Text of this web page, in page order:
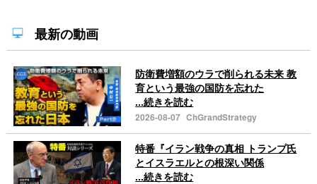
最新の動画
防衛費増額のウラで削られる未来 教
育という最強の国防を忘れた
...続きを読む
2026-08-07 ChGrandStrategy
特番『イラン戦争の真相 トランプ氏
とイスラエルとの根深い関係
...続きを読む